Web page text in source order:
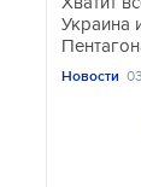
Украина
Новости